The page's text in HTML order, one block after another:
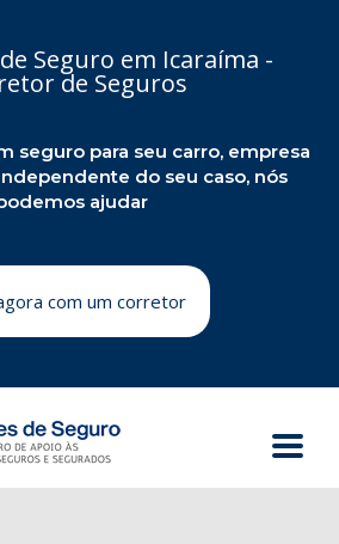
Seguro em Icaraíma -
de Seguros
seguro para seu carro, empresa
do seu caso, nós
ajudar
com um corretor